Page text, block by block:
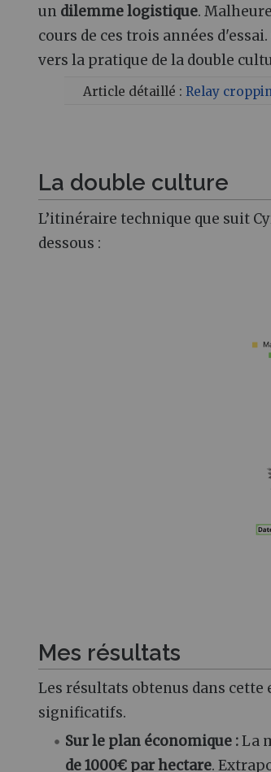
un dilemme logistique.
cours de ces trois années
vers la pratique de la double
Article détaillé : Relay
La double culture
L’itinéraire technique que suit
dessous :
Mes résultats
Les résultats obtenus dans
significatifs.
Sur le plan économique :La
de 1000€ par hectare.